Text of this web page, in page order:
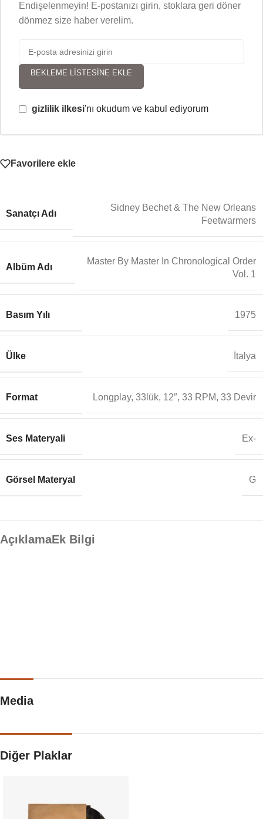
Endişelenmeyin! E-postanızı girin, stoklara geri döner
dönmez size haber verelim.
BEKLEME LISTESINE EKLE
gizlilik ilkesi'nı okudum ve kabul ediyorum
Favorilere ekle
Sanatçı Adı
Sidney Bechet & The New Orleans
Feetwarmers
Albüm Adı
Master By Master In Chronological Order
Vol. 1
Basım Yılı 1975
Ülke İtalya
Format Longplay, 33lük, 12″, 33 RPM, 33 Devir
Ses Materyali Ex-
Görsel Materyal G
AçıklamaEk Bilgi
Media
Diğer Plaklar